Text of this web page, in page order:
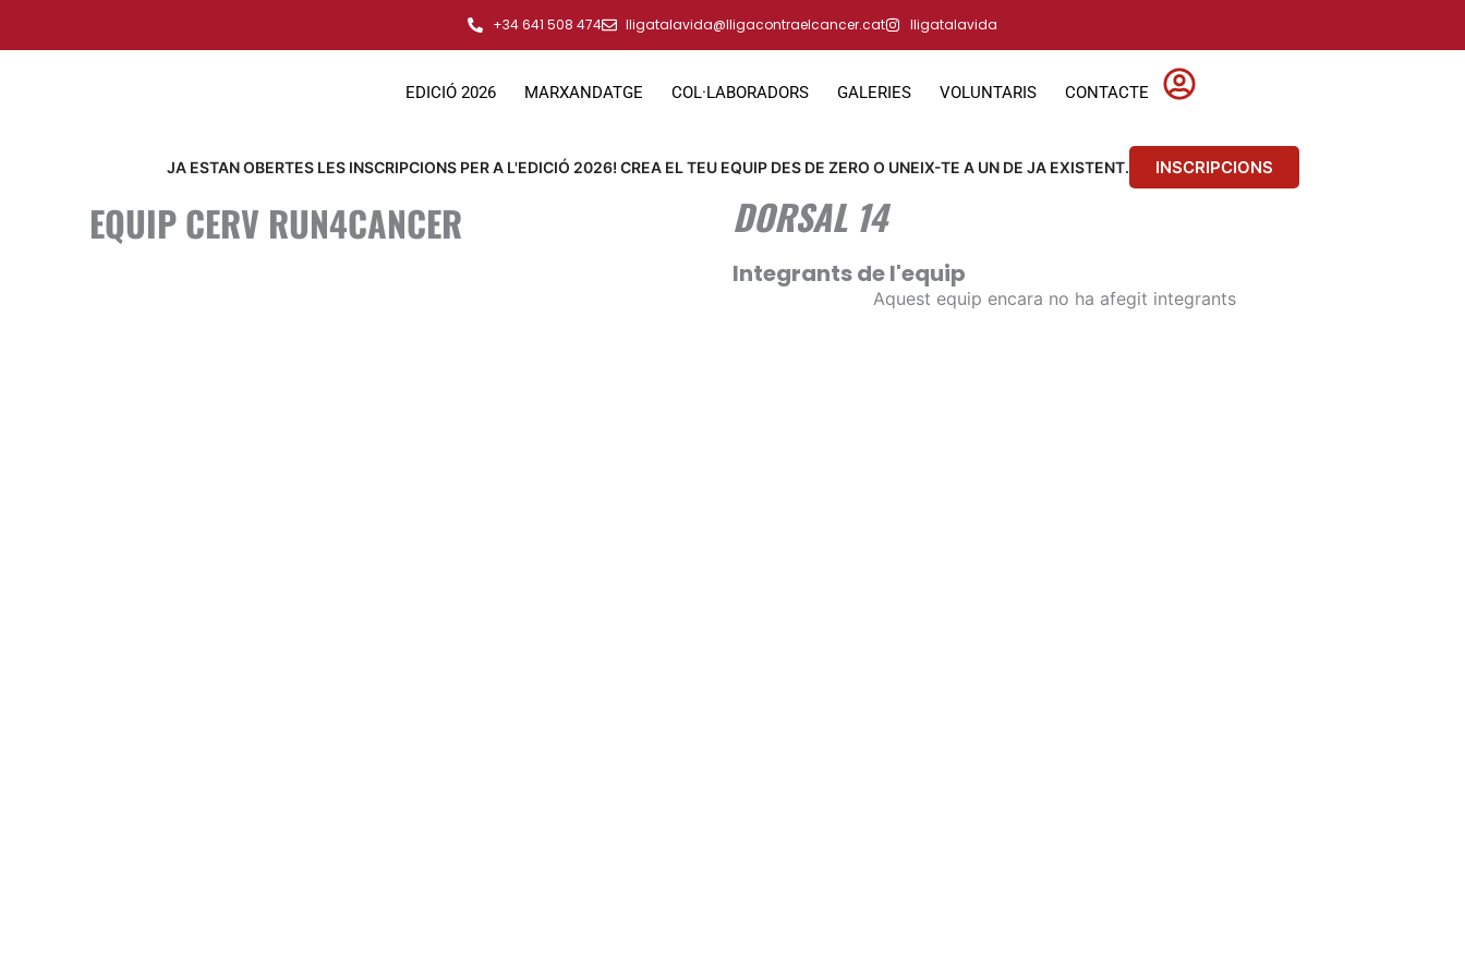
+34 641 508 474 lligatalavida@lligacontraelcancer.cat lligatalavida
EDICIÓ 2026 MARXANDATGE COL·LABORADORS GALERIES VOLUNTARIS CONTACTE
JA ESTAN OBERTES LES INSCRIPCIONS PER A L'EDICIÓ 2026! CREA EL TEU EQUIP DES DE ZERO O UNEIX-TE A UN DE JA EXISTENT. INSCRIPCIONS
EQUIP CERV RUN4CANCER DORSAL 14
Integrants de l'equip
Aquest equip encara no ha afegit integrants